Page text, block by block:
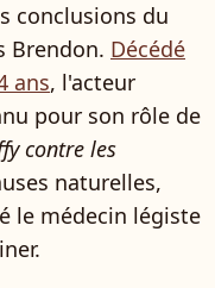
conclusions du
Brendon. Décédé
ans, l'acteur
pour son rôle de
contre les
naturelles,
le médecin légiste